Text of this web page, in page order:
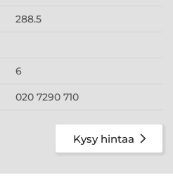
288.5
6
020 7290 710
Kysy hintaa